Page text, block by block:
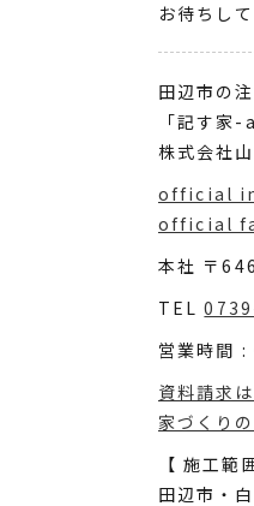
お待ちし
田辺市の
「記す
株式会社
official
official
本社 〒
TEL
営業時間
資料請求
家づくり
【 施工範
田辺市・